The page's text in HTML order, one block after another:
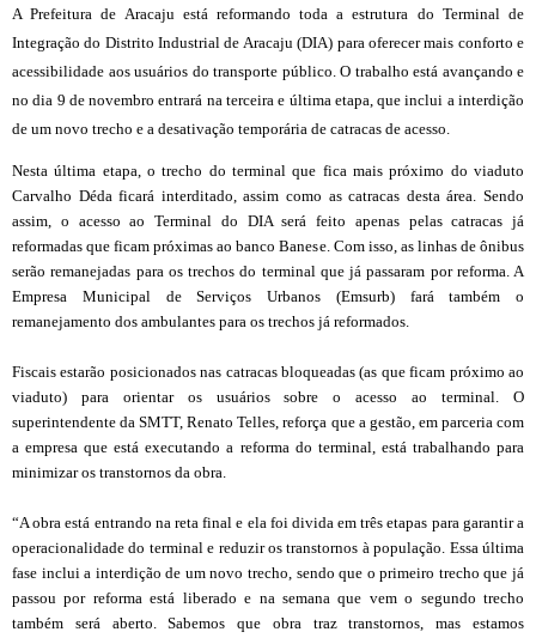
A Prefeitura de Aracaju está reformando toda a estrutura do Terminal de
Integração do Distrito Industrial de Aracaju (DIA) para oferecer mais conforto e
acessibilidade aos usuários do transporte público. O trabalho está avançando e
no dia 9 de novembro entrará na terceira e última etapa, que inclui a interdição
de um novo trecho e a desativação temporária de catracas de acesso.
Nesta última etapa, o trecho do terminal que fica mais próximo do viaduto
Carvalho Déda ficará interditado, assim como as catracas desta área. Sendo
assim, o acesso ao Terminal do DIA será feito apenas pelas catracas já
reformadas que ficam próximas ao banco Banese. Com isso, as linhas de ônibus
serão remanejadas para os trechos do terminal que já passaram por reforma. A
Empresa Municipal de Serviços Urbanos (Emsurb) fará também o
remanejamento dos ambulantes para os trechos já reformados.
Fiscais estarão posicionados nas catracas bloqueadas (as que ficam próximo ao
viaduto) para orientar os usuários sobre o acesso ao terminal. O
superintendente da SMTT, Renato Telles, reforça que a gestão, em parceria com
a empresa que está executando a reforma do terminal, está trabalhando para
minimizar os transtornos da obra.
“A obra está entrando na reta final e ela foi divida em três etapas para garantir a
operacionalidade do terminal e reduzir os transtornos à população. Essa última
fase inclui a interdição de um novo trecho, sendo que o primeiro trecho que já
passou por reforma está liberado e na semana que vem o segundo trecho
também será aberto. Sabemos que obra traz transtornos, mas estamos